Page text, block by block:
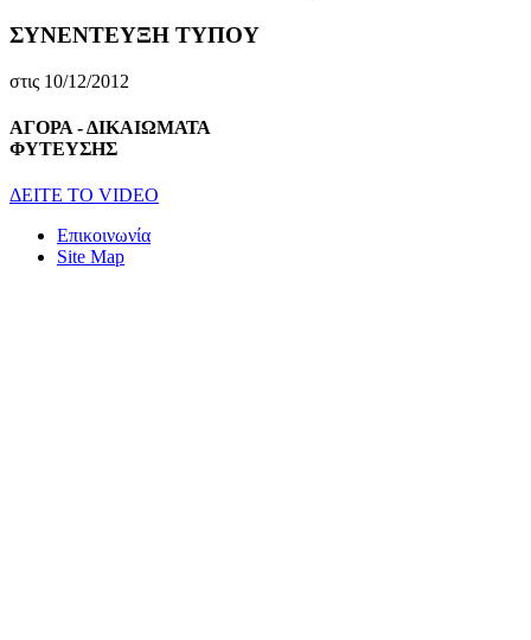
ΣΥΝΕΝΤΕΥΞΗ ΤΥΠΟΥ
στις 10/12/2012
ΑΓΟΡΑ - ΔΙΚΑΙΩΜΑΤΑ
ΦΥΤΕΥΣΗΣ
ΔEITE TO VIDEO
Επικοινωνία
Site Map